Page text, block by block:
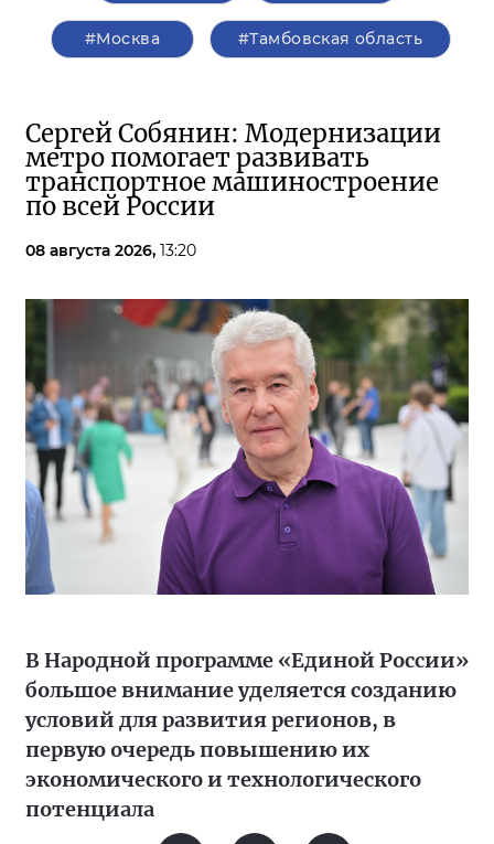
#Москва #Тамбовская область
Сергей Собянин: Модернизации
метро помогает развивать
транспортное машиностроение
по всей России
08 августа 2026, 13:20
В Народной программе «Единой России»
большое внимание уделяется созданию
условий для развития регионов, в
первую очередь повышению их
экономического и технологического
потенциала